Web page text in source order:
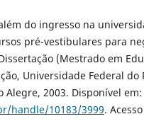
além do ingresso na
pré-vestibulares para
(Mestrado em
Universidade Federal do
Alegre, 2003. Disponível em:
handle/10183/3999.